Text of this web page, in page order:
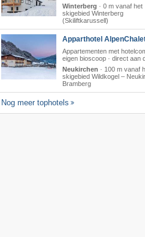
Winterberg · 0 m vanaf het
skigebied Winterberg
(Skiliftkarussell)
Apparthotel
Appartementen met
eigen bioscoop · direct aan
Neukirchen · 100 m vanaf
skigebied Wildkogel –
Bramberg
Nog meer tophotels